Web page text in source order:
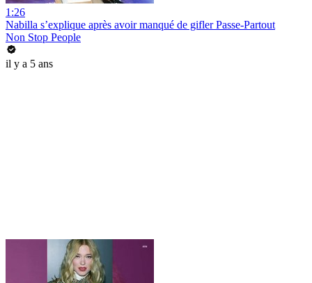
1:26
Nabilla s’explique après avoir manqué de gifler Passe-Partout
Non Stop People
il y a 5 ans